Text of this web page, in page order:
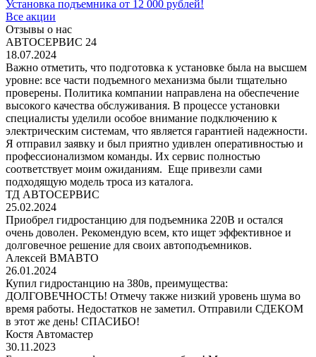
Установка подъемника от 12 000 рублей!
Все акции
Отзывы о нас
АВТОСЕРВИС 24
18.07.2024
Важно отметить, что подготовка к установке была на высшем
уровне: все части подъемного механизма были тщательно
проверены. Политика компании направлена на обеспечение
высокого качества обслуживания. В процессе установки
специалисты уделили особое внимание подключению к
электрическим системам, что является гарантией надежности.
Я отправил заявку и был приятно удивлен оперативностью и
профессионализмом команды. Их сервис полностью
соответствует моим ожиданиям. Еще привезли сами
подходящую модель троса из каталога.
ТД АВТОСЕРВИС
25.02.2024
Приобрел гидростанцию для подъемника 220В и остался
очень доволен. Рекомендую всем, кто ищет эффективное и
долговечное решение для своих автоподъемников.
Алексей ВМАВТО
26.01.2024
Купил гидростанцию на 380в, преимущества:
ДОЛГОВЕЧНОСТЬ! Отмечу также низкий уровень шума во
время работы. Недостатков не заметил. Отправили СДЕКОМ
в этот же день! СПАСИБО!
Костя Автомастер
30.11.2023